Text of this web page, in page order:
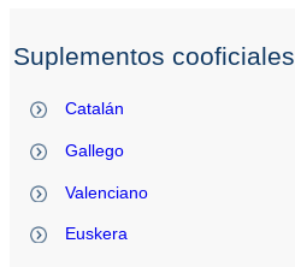
Suplementos cooficiales
Catalán
Gallego
Valenciano
Euskera